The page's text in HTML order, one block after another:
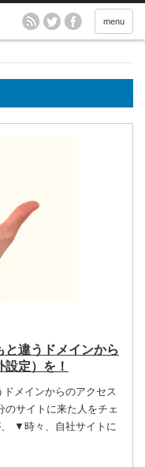
menu
と違うドメインから
定）を！
メインからのアクセス
のサイトに来た人をチェ
▼時々、自社サイトに